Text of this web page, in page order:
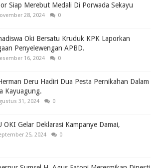
Siap Merebut Medali Di Porwada Sekayu
28, 2024 0
Oki Bersatu Kruduk KPK Laporkan
Penyelewengan APBD.
16, 2024 0
Deru Hadiri Dua Pesta Pernikahan Dalam
Kayuagung.
31, 2024 0
OKI Gelar Deklarasi Kampanye Damai,
25, 2024 0